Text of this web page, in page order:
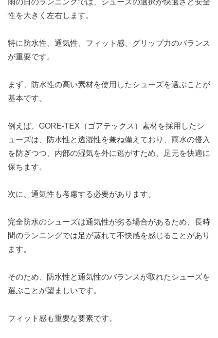
雨の日のランニングでは、シューズの選択が快適さと安全
性を大きく左右します。
特に防水性、通気性、フィット感、グリップ力のバランス
が重要です。
まず、防水性の高い素材を使用したシューズを選ぶことが
基本です。
例えば、GORE-TEX（ゴアテックス）素材を採用したシ
ューズは、防水性と透湿性を兼ね備えており、雨水の侵入
を防ぎつつ、内部の湿気を外に逃がすため、足元を快適に
保ちます。
次に、通気性も考慮する必要があります。
完全防水のシューズは通気性が劣る場合があるため、長時
間のランニングでは足が蒸れて不快感を感じることがあり
ます。
そのため、防水性と通気性のバランスが取れたシューズを
選ぶことが望ましいです。
フィット感も重要な要素です。